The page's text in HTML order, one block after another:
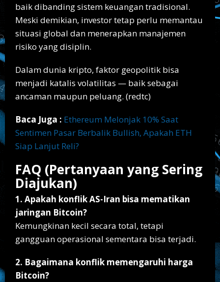
baik dibanding sistem keuangan tradisional.
Meski demikian, investor tetap perlu memantau
situasi global dan menerapkan manajemen
risiko yang disiplin.
Dalam dunia kripto, faktor geopolitik bisa
menjadi katalis volatilitas — baik sebagai
ancaman maupun peluang. (redtc)
Baca Juga : Ethereum Melonjak 10% Saat
Sentimen Pasar Berbalik Bullish, Apakah ETH
Siap Lanjut Reli?
FAQ (Pertanyaan yang Sering
Diajukan)
1. Apakah konflik AS-Iran bisa mematikan
jaringan Bitcoin?
Kemungkinan kecil secara total, tetapi
gangguan operasional sementara bisa terjadi.
2. Bagaimana konflik memengaruhi harga
Bitcoin?